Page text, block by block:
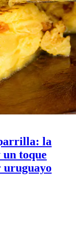
la
toque